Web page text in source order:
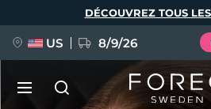
DÉCOUVREZ TOUS
US 8/9/26